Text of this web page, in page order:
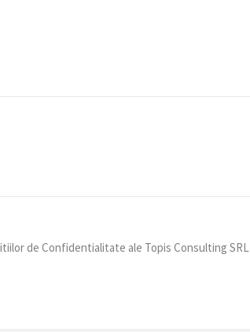
de Confidentialitate ale Topis Consulting SRL